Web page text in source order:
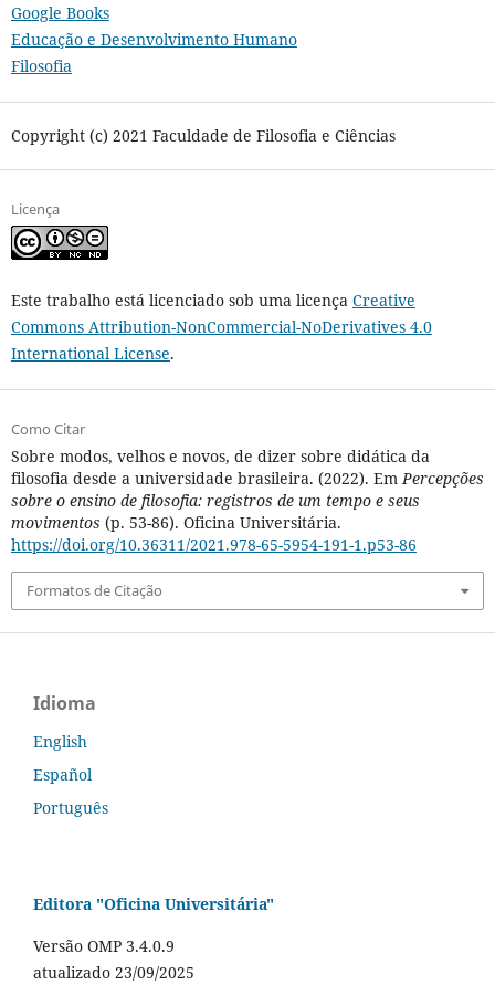
Google Books
Educação e Desenvolvimento Humano
Filosofia
Copyright (c) 2021 Faculdade de Filosofia e Ciências
Licença
Este trabalho está licenciado sob uma licença Creative
Commons Attribution-NonCommercial-NoDerivatives 4.0
International License.
Como Citar
Sobre modos, velhos e novos, de dizer sobre didática da
filosofia desde a universidade brasileira. (2022). EmPercepções
sobre o ensino de filosofia: registros de um tempo e seus
movimentos (p. 53-86). Oficina Universitária.
https://doi.org/10.36311/2021.978-65-5954-191-1.p53-86
Formatos de Citação
Idioma
English
Español
Português
Editora "Oficina Universitária"
Versão OMP 3.4.0.9
atualizado 23/09/2025